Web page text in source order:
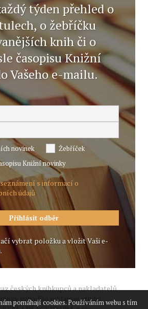
týden přehled o
o žebříčku
knih či o
časopisu Knižní
Vašeho e-mailu.
novinek
Žebříček
Knižní novinky
s informací o
údajů
vybrat položku a vložit Vaši e-
českých knihkupců a nakladatelů
vytvořilo reklamní studio
pomáhají cookies. Používáním webu s tím